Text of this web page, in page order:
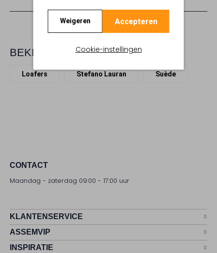
Weigeren Accepteren
Cookie-instellingen
BEKIJK MEER
Loafers Stefano Lauran Suède
CONTACT
Maandag - zaterdag 09:00 - 17:00 uur
KLANTENSERVICE
ASSEMVIP
INSPIRATIE